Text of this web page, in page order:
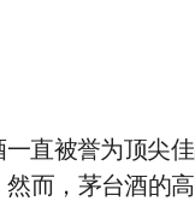
直被誉为顶尖
而，茅台酒的